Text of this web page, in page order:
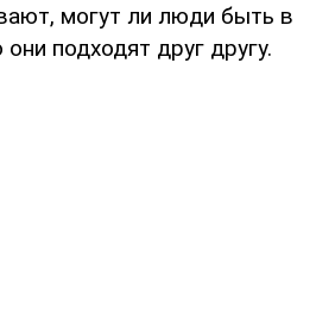
могут ли люди быть в
подходят друг другу.